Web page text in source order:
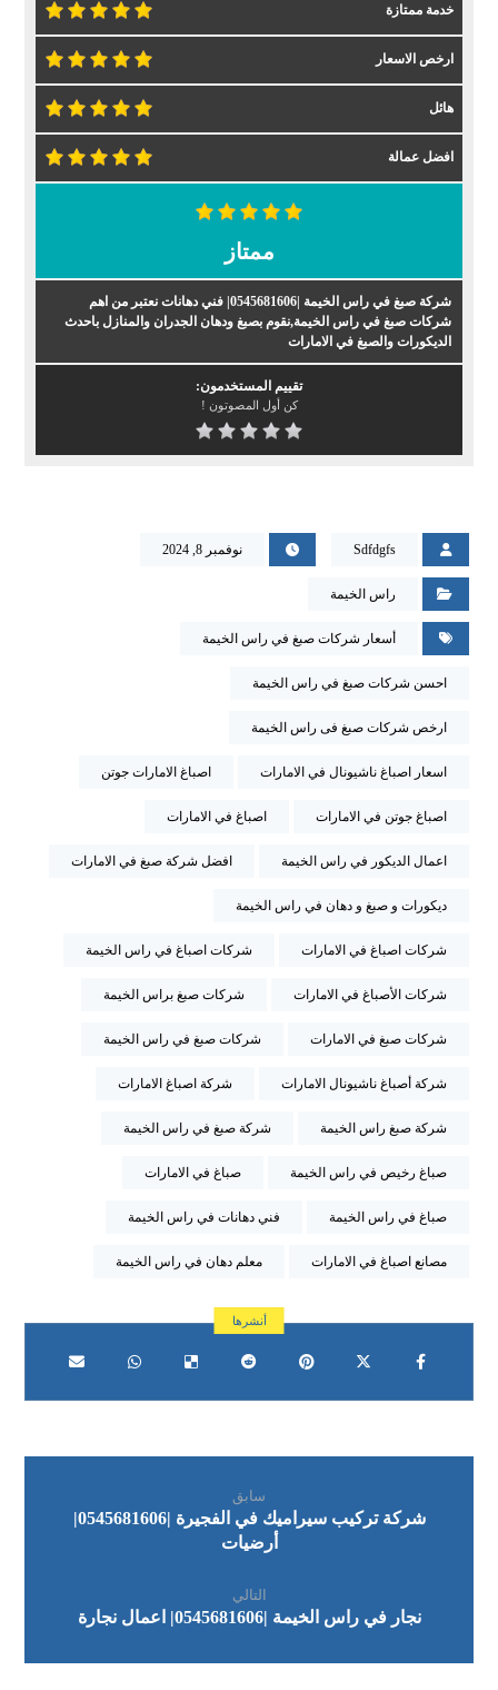
خدمة ممتازة
ارخص الاسعار
هائل
افضل عمالة
ممتاز
شركة صبغ في راس الخيمة |0545681606| فني دهانات نعتبر من اهم
شركات صبغ في راس الخيمة,نقوم بصبغ ودهان الجدران والمنازل باحدث
الديكورات والصبغ في الامارات
تقييم المستخدمون:
كن أول المصوتون !
Sdfdgfs نوفمبر 8, 2024
راس الخيمة
أسعار شركات صبغ في راس الخيمة
احسن شركات صبغ في راس الخيمة
ارخص شركات صبغ فى راس الخيمة
اسعار اصباغ ناشيونال في الامارات اصباغ الامارات جوتن
اصباغ جوتن في الامارات اصباغ في الامارات
اعمال الديكور في راس الخيمة افضل شركة صبغ في الامارات
ديكورات و صبغ و دهان في راس الخيمة
شركات اصباغ في الامارات شركات اصباغ في راس الخيمة
شركات الأصباغ في الامارات شركات صبغ براس الخيمة
شركات صبغ في الامارات شركات صبغ في راس الخيمة
شركة أصباغ ناشيونال الامارات شركة اصباغ الامارات
شركة صبغ راس الخيمة شركة صبغ في راس الخيمة
صباغ رخيص في راس الخيمة صباغ في الامارات
صباغ في راس الخيمة فني دهانات في راس الخيمة
مصانع اصباغ في الامارات معلم دهان في راس الخيمة
سابق
شركة تركيب سيراميك في الفجيرة |0545681606|
أرضيات
التالي
نجار في راس الخيمة |0545681606| اعمال نجارة